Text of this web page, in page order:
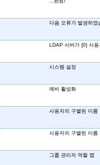
다음 오류가 발생하였
LDAP 서버가 {0} 사
시스템 설정
예비 활성화
사용자의 구별된 이름
사용자의 구별된 이름
그룹 관리자 역할 맵